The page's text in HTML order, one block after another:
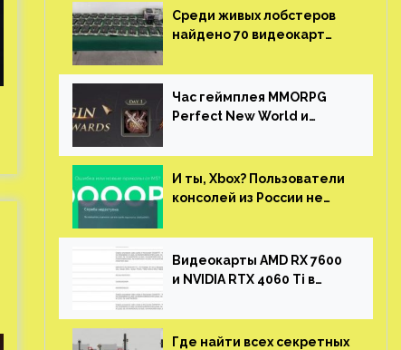
Среди живых лобстеров
найдено 70 видеокарт
китайской таможни
Час геймплея MMORPG
Perfect New World и
И ты, Xbox? Пользователи
консолей из России не
учетные записи
Видеокарты AMD RX 7600
и NVIDIA RTX 4060 Ti в
Где найти всех секретных